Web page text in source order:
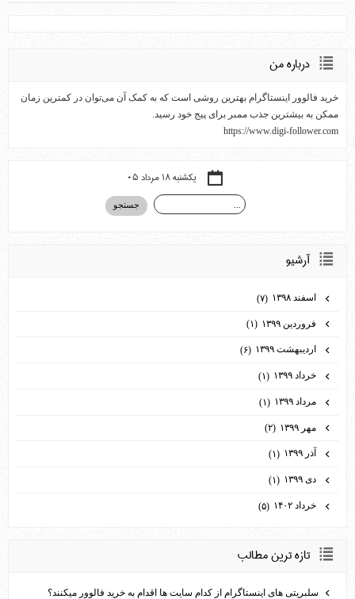
درباره من
خرید فالوور اینستاگرام بهترین روشی است که به کمک آن می‌توان در کمترین زمان
ممکن به بیشترین جذب ممبر برای پیج خود رسید.
https://www.digi-follower.com
یکشنبه ۱۸ مرداد ۰۵
آرشيو
اسفند ۱۳۹۸ (۷)
فروردین ۱۳۹۹ (۱)
اردیبهشت ۱۳۹۹ (۶)
خرداد ۱۳۹۹ (۱)
مرداد ۱۳۹۹ (۱)
مهر ۱۳۹۹ (۲)
آذر ۱۳۹۹ (۱)
دی ۱۳۹۹ (۱)
خرداد ۱۴۰۲ (۵)
تازه ترين مطالب
سلبریتی های اینستاگرام از کدام سایت ها اقدام به خرید فالوور می­کنند؟